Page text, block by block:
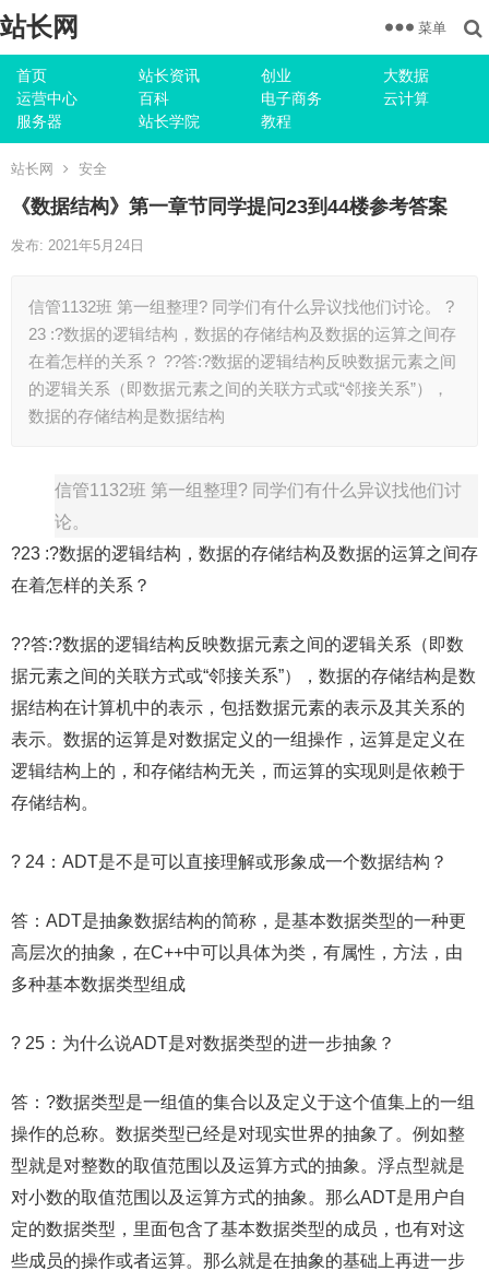
站长网
首页 站长资讯 创业
大数据
运营中心
百科 电子商务
云计算
服务器
站长学院 教程
菜单
站长网 安全
《数据结构》第一章节同学提问23到44楼参考答案
发布: 2021年5月24日
信管1132班 第一组整理? 同学们有什么异议找他们讨论。 ?
23 :?数据的逻辑结构，数据的存储结构及数据的运算之间存
在着怎样的关系？ ??答:?数据的逻辑结构反映数据元素之间
的逻辑关系（即数据元素之间的关联方式或“邻接关系”），
数据的存储结构是数据结构
信管1132班 第一组整理? 同学们有什么异议找他们讨
论。
?23 :?数据的逻辑结构，数据的存储结构及数据的运算之间存
在着怎样的关系？
??答:?数据的逻辑结构反映数据元素之间的逻辑关系（即数
据元素之间的关联方式或“邻接关系”），数据的存储结构是数
据结构在计算机中的表示，包括数据元素的表示及其关系的
表示。数据的运算是对数据定义的一组操作，运算是定义在
逻辑结构上的，和存储结构无关，而运算的实现则是依赖于
存储结构。
? 24：ADT是不是可以直接理解或形象成一个数据结构？
答：ADT是抽象数据结构的简称，是基本数据类型的一种更
高层次的抽象，在C++中可以具体为类，有属性，方法，由
多种基本数据类型组成
? 25：为什么说ADT是对数据类型的进一步抽象？
答：?数据类型是一组值的集合以及定义于这个值集上的一组
操作的总称。数据类型已经是对现实世界的抽象了。例如整
型就是对整数的取值范围以及运算方式的抽象。浮点型就是
对小数的取值范围以及运算方式的抽象。那么ADT是用户自
定的数据类型，里面包含了基本数据类型的成员，也有对这
些成员的操作或者运算。那么就是在抽象的基础上再进一步